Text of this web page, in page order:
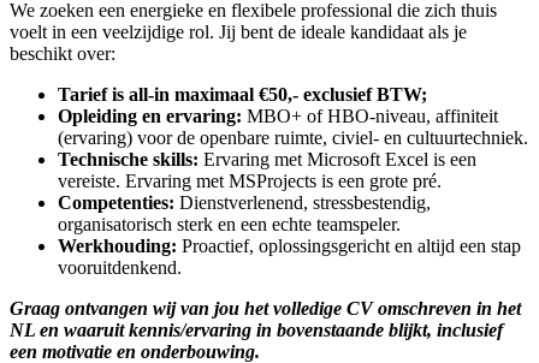
We zoeken een energieke en flexibele professional die zich thuis
voelt in een veelzijdige rol. Jij bent de ideale kandidaat als je
beschikt over:
Tarief is all-in maximaal €50,- exclusief BTW;
Opleiding en ervaring: MBO+ of HBO-niveau, affiniteit
(ervaring) voor de openbare ruimte, civiel- en cultuurtechniek.
Technische skills: Ervaring met Microsoft Excel is een
vereiste. Ervaring met MSProjects is een grote pré.
Competenties: Dienstverlenend, stressbestendig,
organisatorisch sterk en een echte teamspeler.
Werkhouding: Proactief, oplossingsgericht en altijd een stap
vooruitdenkend.
Graag ontvangen wij van jou het volledige CV omschreven in het
NL en waaruit kennis/ervaring in bovenstaande blijkt, inclusief
een motivatie en onderbouwing.